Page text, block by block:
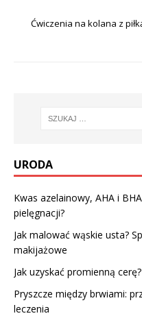
Ćwiczenia na kolana z
URODA
Kwas azelainowy, AHA i
pielęgnacji?
Jak malować wąskie usta?
makijażowe
Jak uzyskać promienną
Pryszcze między brwiami:
leczenia